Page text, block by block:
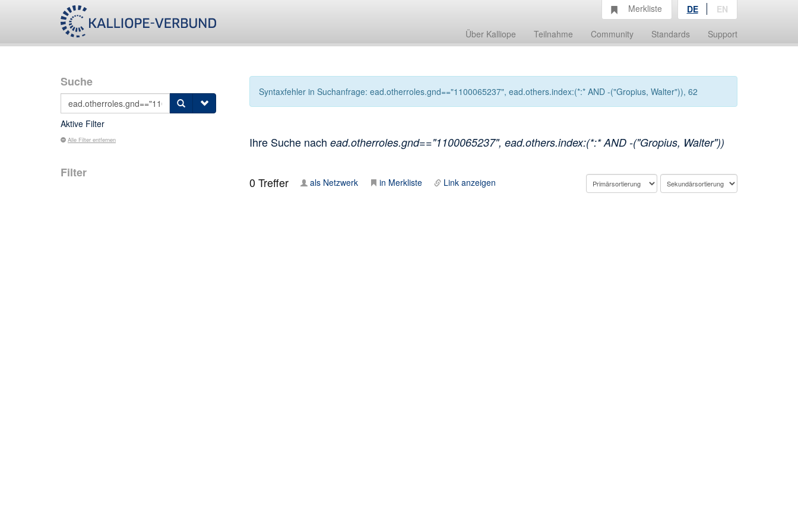
Über Kalliope Teilnahme Community Standards Support
Merkliste DE EN
Suche
Aktive Filter
Alle Filter entfernen
Filter
Syntaxfehler in Suchanfrage: ead.otherroles.gnd=="1100065237", ead.others.index:(*:* AND -("Gropius, Walter")), 62
Ihre Suche nach ead.otherroles.gnd=="1100065237", ead.others.index:(*:* AND -("Gropius, Walter"))
0Treffer als Netzwerk in Merkliste Link anzeigen